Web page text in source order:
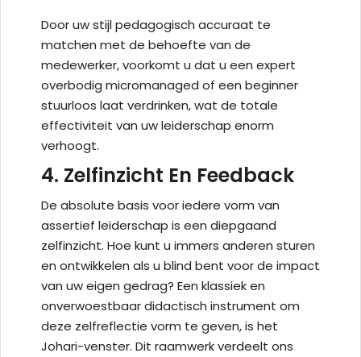
Door uw stijl pedagogisch accuraat te
matchen met de behoefte van de
medewerker, voorkomt u dat u een expert
overbodig micromanaged of een beginner
stuurloos laat verdrinken, wat de totale
effectiviteit van uw leiderschap enorm
verhoogt.
4. Zelfinzicht En Feedback
De absolute basis voor iedere vorm van
assertief leiderschap is een diepgaand
zelfinzicht. Hoe kunt u immers anderen sturen
en ontwikkelen als u blind bent voor de impact
van uw eigen gedrag? Een klassiek en
onverwoestbaar didactisch instrument om
deze zelfreflectie vorm te geven, is het
Johari-venster. Dit raamwerk verdeelt ons